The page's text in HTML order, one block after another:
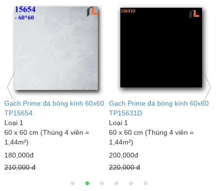
bóng kính 60x60
4 viên =
Gạch nhám Trung Quốc 80x80
80 x 80 cm (Thùng 3 viên =
Liên hệ
Gạch Prime
60 x 60 cm